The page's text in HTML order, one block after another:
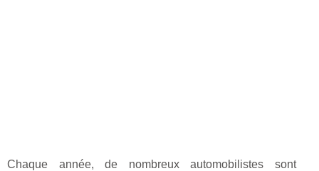
Chaque année, de nombreux automobilistes sont